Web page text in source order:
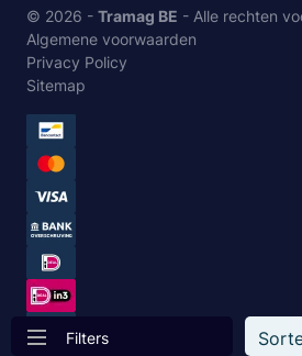
Filters
© 2026 - Tramag BE - Alle rechten
Algemene voorwaarden
Privacy Policy
Sitemap